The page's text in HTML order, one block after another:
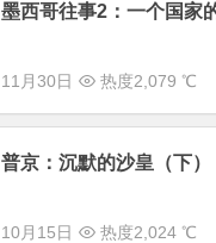
墨西哥往事2：一个国家
11月30日 热度2,079 ℃
普京：沉默的沙皇（下）
10月15日 热度2,024 ℃